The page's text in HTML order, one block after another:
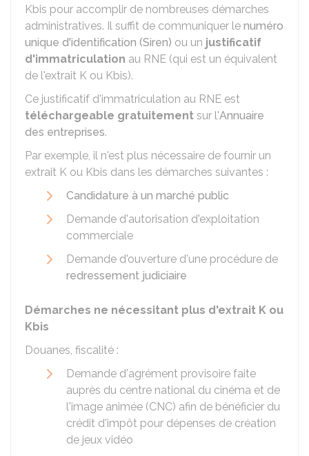
Kbis pour accomplir de nombreuses démarches
administratives. Il suffit de communiquer le numéro
unique d'identification (Siren) ou un justificatif
d'immatriculation au RNE (qui est un équivalent
de l'extrait K ou Kbis).
Ce justificatif d'immatriculation au RNE est
téléchargeable gratuitement sur l'Annuaire
des entreprises.
Par exemple, il n'est plus nécessaire de fournir un
extrait K ou Kbis dans les démarches suivantes :
Candidature à un marché public
Demande d'autorisation d'exploitation
commerciale
Demande d'ouverture d'une procédure de
redressement judiciaire
Démarches ne nécessitant plus d'extrait K ou
Kbis
Douanes, fiscalité :
Demande d'agrément provisoire faite
auprès du centre national du cinéma et de
l'image animée (CNC) afin de bénéficier du
crédit d'impôt pour dépenses de création
de jeux vidéo